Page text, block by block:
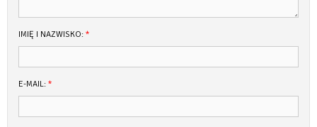
IMIĘ I NAZWISKO: *
E-MAIL: *